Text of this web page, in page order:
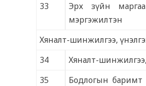
33
Эрх зүйн
мэргэжилтэн
Хяналт-шинжилгээ,
34
Хяналт-
35
Бодлогын баримт